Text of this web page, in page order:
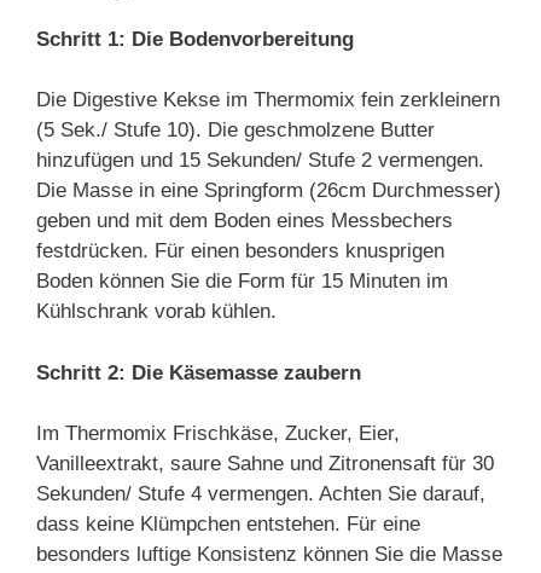
Schritt 1: Die Bodenvorbereitung
Die Digestive Kekse im Thermomix fein zerkleinern
(5 Sek./ Stufe 10). Die geschmolzene Butter
hinzufügen und 15 Sekunden/ Stufe 2 vermengen.
Die Masse in eine Springform (26cm Durchmesser)
geben und mit dem Boden eines Messbechers
festdrücken. Für einen besonders knusprigen
Boden können Sie die Form für 15 Minuten im
Kühlschrank vorab kühlen.
Schritt 2: Die Käsemasse zaubern
Im Thermomix Frischkäse, Zucker, Eier,
Vanilleextrakt, saure Sahne und Zitronensaft für 30
Sekunden/ Stufe 4 vermengen. Achten Sie darauf,
dass keine Klümpchen entstehen. Für eine
besonders luftige Konsistenz können Sie die Masse